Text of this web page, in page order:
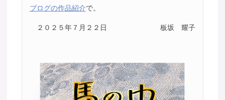
ブログの作品紹介で。
２０２５年７月２２日 板坂 耀子